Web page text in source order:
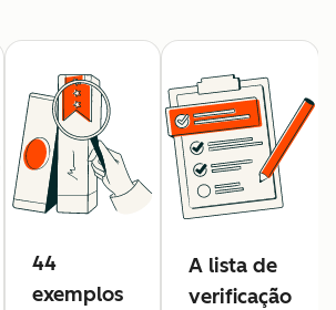
44
exemplos
A lista de
verificação